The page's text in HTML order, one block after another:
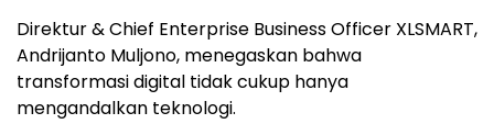
Direktur & Chief Enterprise Business Officer XLSMART,
Andrijanto Muljono, menegaskan bahwa
transformasi digital tidak cukup hanya
mengandalkan teknologi.